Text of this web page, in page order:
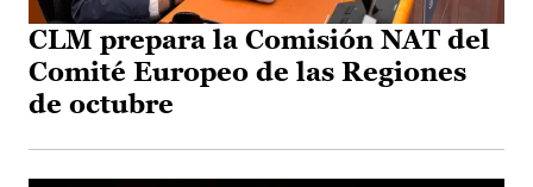
CLM prepara la Comisión NAT del
Comité Europeo de las Regiones
de octubre